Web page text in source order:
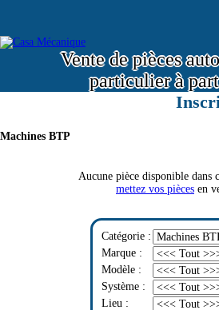
Vente de pièces
particulier à
Machines BTP
Aucune pièce disponible dans
mettez vos pièces en
Catégorie :
Marque :
Modèle :
Système :
Lieu :